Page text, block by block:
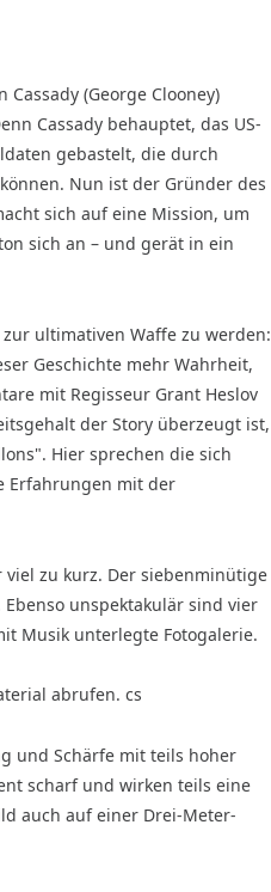
(George Clooney)
Cassady behauptet, das US-
gebas­telt, die durch
Nun ist der Gründer des
sich auf eine Mission, um
sich an – und gerät in ein
ultimativen Waffe zu werden:
Geschichte mehr Wahrheit,
mit Regisseur Grant Heslov
der Story überzeugt ist,
Hier sprechen die sich
Erfahrungen mit der
zu kurz. Der siebenminütige
unspektakulär sind vier
Musik unterlegte Fotogalerie.
abrufen. cs
und Schärfe mit teils hoher
scharf und wirken teils eine
auch auf einer Drei-Meter-